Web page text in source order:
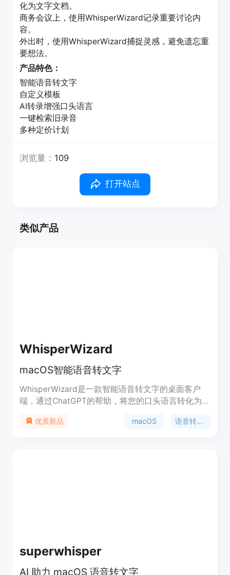
化为文字文档。
商务会议上，使用WhisperWizard记录重要讨论内
容。
外出时，使用WhisperWizard捕捉灵感，避免遗忘重
要想法。
产品特色：
智能语音转文字
自定义模板
AI转录增强口头语言
一键检索旧录音
多种定价计划
浏览量： 109
打开站点
类似产品
WhisperWizard
macOS智能语音转文字
WhisperWizard是一款智能语音转文字的桌面客户
端，通过ChatGPT的帮助，将您的口头语言转化为更
您可以通过WhisperWizard跳过打字，避免错误，节
优质新品 macOS 语音转文字
superwhisper
AI 助力 macOS 语音转文字